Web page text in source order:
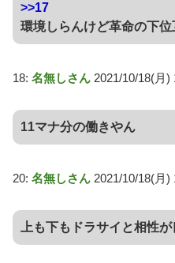
>>17
環境しらんけど革命の下
18: 名無しさん 2021/10/18(月)
11マナ分の働きやん
20: 名無しさん 2021/10/18(月)
上も下もドラサイと相性